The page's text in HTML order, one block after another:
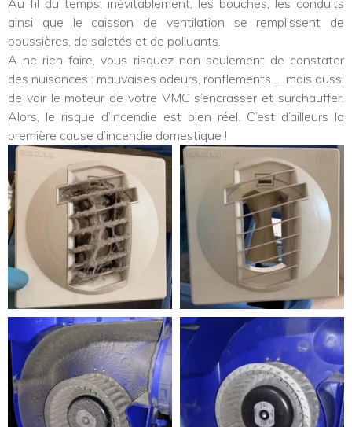
ainsi que le caisson de ventilation se remplissent de
poussières, de saletés et de polluants.
A ne rien faire, vous risquez non seulement de constater
des nuisances : mauvaises odeurs, ronflements … mais aussi
de voir le moteur de votre VMC s’encrasser et surchauffer.
Alors, le risque d’incendie est bien réel. C’est d’ailleurs la
première cause d’incendie domestique !